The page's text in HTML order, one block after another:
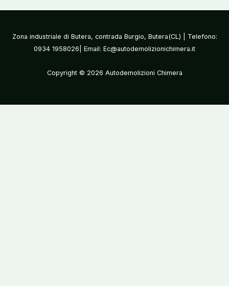
Zona industriale di Butera, contrada Burgio, Butera(CL) | Telefono:
0934 1958026| Email: Ec@autodemolizionichimera.it
Copyright © 2026 Autodemolizioni Chimera